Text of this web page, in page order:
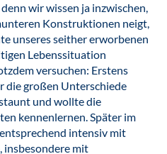
wir wissen ja inzwischen,
Konstruktionen neigt,
unseres seither erworbenen
Lebenssituation
versuchen: Erstens
die großen Unterschiede
und wollte die
kennenlernen. Später im
intensiv mit
insbesondere mit